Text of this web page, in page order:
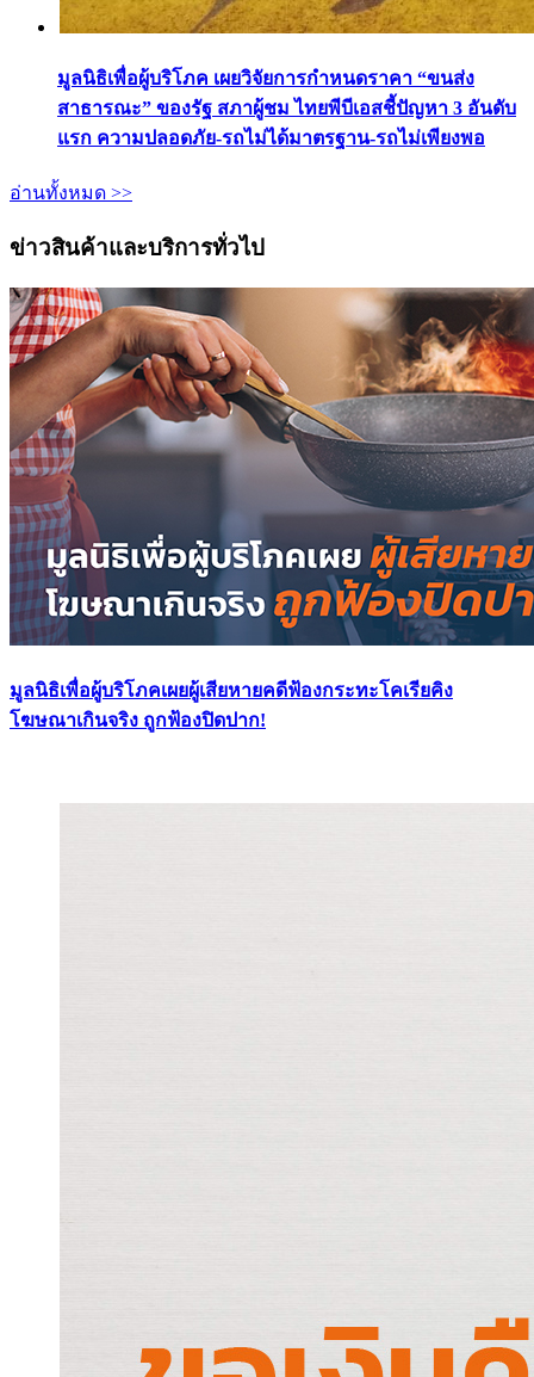
มูลนิธิเพื่อผู้บริโภค เผยวิจัยการกำหนดราคา “ขนส่ง
สาธารณะ” ของรัฐ สภาผู้ชม ไทยพีบีเอสชี้ปัญหา 3 อันดับ
แรก ความปลอดภัย-รถไม่ได้มาตรฐาน-รถไม่เพียงพอ
อ่านทั้งหมด >>
ข่าวสินค้าและบริการทั่วไป
มูลนิธิเพื่อผู้บริโภคเผยผู้เสียหายคดีฟ้องกระทะโคเรียคิง
โฆษณาเกินจริง ถูกฟ้องปิดปาก!